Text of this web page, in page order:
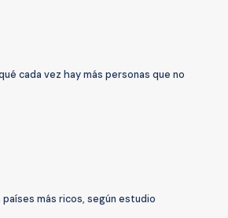
cada vez hay más personas que no
países más ricos, según estudio